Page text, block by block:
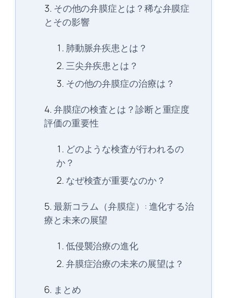
その他の弁膜症とは？稀な弁膜症
とその影響
肺動脈弁疾患とは？
三尖弁疾患とは？
その他の弁膜症の治療は？
弁膜症の検査とは？診断と重症度
評価の重要性
どのような検査が行われるの
か？
なぜ検査が重要なのか？
最新コラム（弁膜症）: 進化する治
療と未来の展望
低侵襲治療の進化
弁膜症治療の未来の展望は？
まとめ